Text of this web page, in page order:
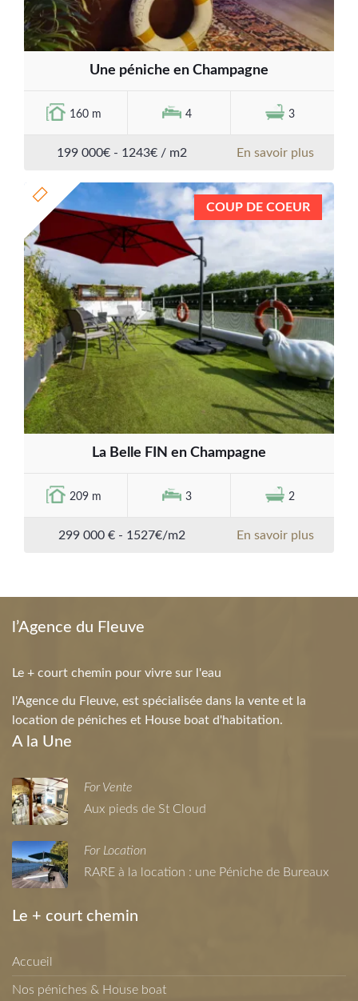
Une péniche en Champagne
160 m 4 3
199 000€ - 1243€ / m2 En savoir plus
COUP DE COEUR
La Belle FIN en Champagne
209 m 3 2
299 000 € - 1527€/m2 En savoir plus
l’Agence du Fleuve
Le + court chemin pour vivre sur l'eau
l'Agence du Fleuve, est spécialisée dans la vente et la
location de péniches et House boat d'habitation.
A la Une
For Vente
Aux pieds de St Cloud
For Location
RARE à la location : une Péniche de Bureaux
Le + court chemin
Accueil
Nos péniches & House boat